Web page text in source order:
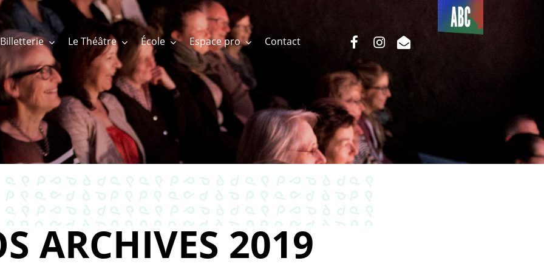
Billetterie Le Théâtre École Espace pro Contact
Du côté
de l’ABC
facebookinstagram
email
ARCHIVES 2019